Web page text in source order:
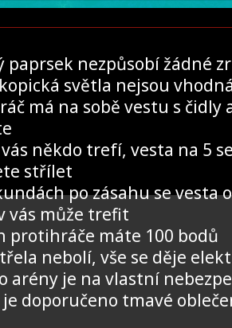
paprsek nezpůsobí žádné
světla nejsou
má na sobě vestu s
někdo trefí, vesta na 5
střílet
po zásahu se vesta
vás může trefit
protihráče máte 100 bodů
nebolí, vše se děje
arény je na vlastní
doporučeno tmavé